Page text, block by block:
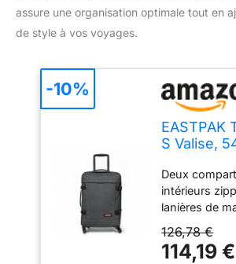
assure une organisation optimale tout en
de style à vos voyages.
EASTPAK
S Valise,
Denim
Deux
intérieurs
lanières de
toujours tout
bien à sa
126,78 €
114,19 €
-10%